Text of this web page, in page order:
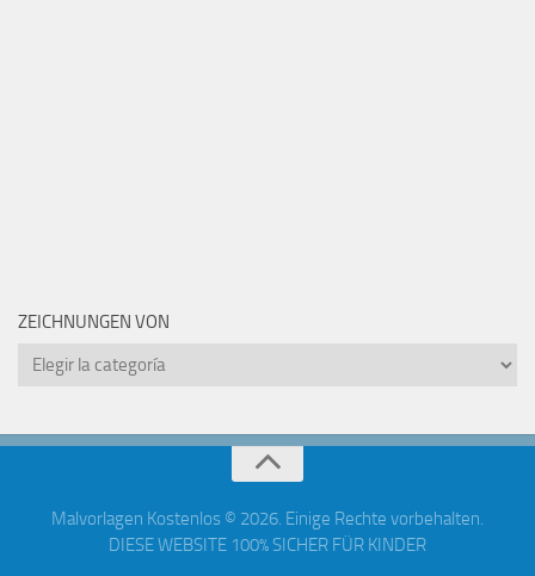
ZEICHNUNGEN VON
Zeichnungen
Malvorlagen Kostenlos © 2026. Einige Rechte vorbehalten.
DIESE WEBSITE 100% SICHER FÜR KINDER